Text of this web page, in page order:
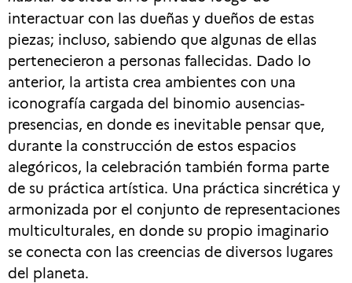
interactuar con las dueñas y dueños de estas
piezas; incluso, sabiendo que algunas de ellas
pertenecieron a personas fallecidas. Dado lo
anterior, la artista crea ambientes con una
iconografía cargada del binomio ausencias-
presencias, en donde es inevitable pensar que,
durante la construcción de estos espacios
alegóricos, la celebración también forma parte
de su práctica artística. Una práctica sincrética y
armonizada por el conjunto de representaciones
multiculturales, en donde su propio imaginario
se conecta con las creencias de diversos lugares
del planeta.